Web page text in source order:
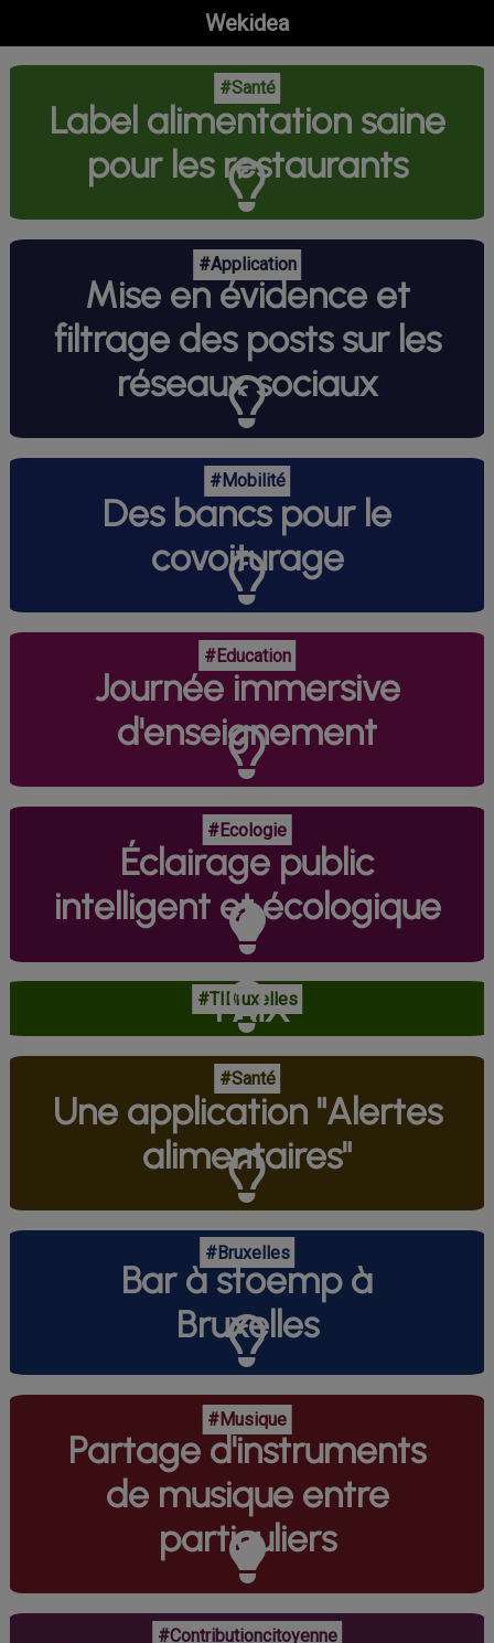
Wekidea
#Santé
Label alimentation saine
pour les restaurants
#Application
Mise en évidence et
filtrage des posts sur les
réseaux sociaux
#Mobilité
Des bancs pour le
covoiturage
#Education
Journée immersive
d'enseignement
#Ecologie
Éclairage public
intelligent et écologique
#TIBruxelles
PAIX
#Santé
Une application "Alertes
alimentaires"
#Bruxelles
Bar à stoemp à
Bruxelles
#Musique
Partage d'instruments
de musique entre
particuliers
#Contributioncitoyenne